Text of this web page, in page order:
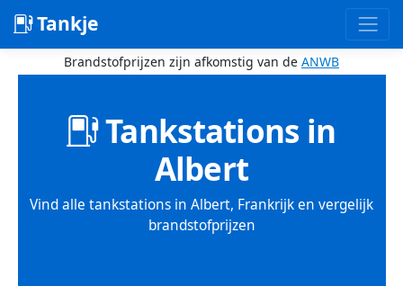
Tankje
Brandstofprijzen zijn afkomstig van de ANWB
Tankstations in
Albert
Vind alle tankstations in Albert, Frankrijk en vergelijk
brandstofprijzen